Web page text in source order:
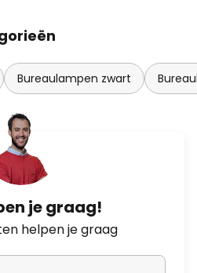
Bureaulampen zwart
je graag!
helpen je graag